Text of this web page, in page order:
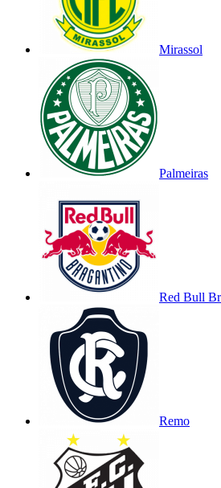
Mirassol
Palmeiras
Red Bull
Remo